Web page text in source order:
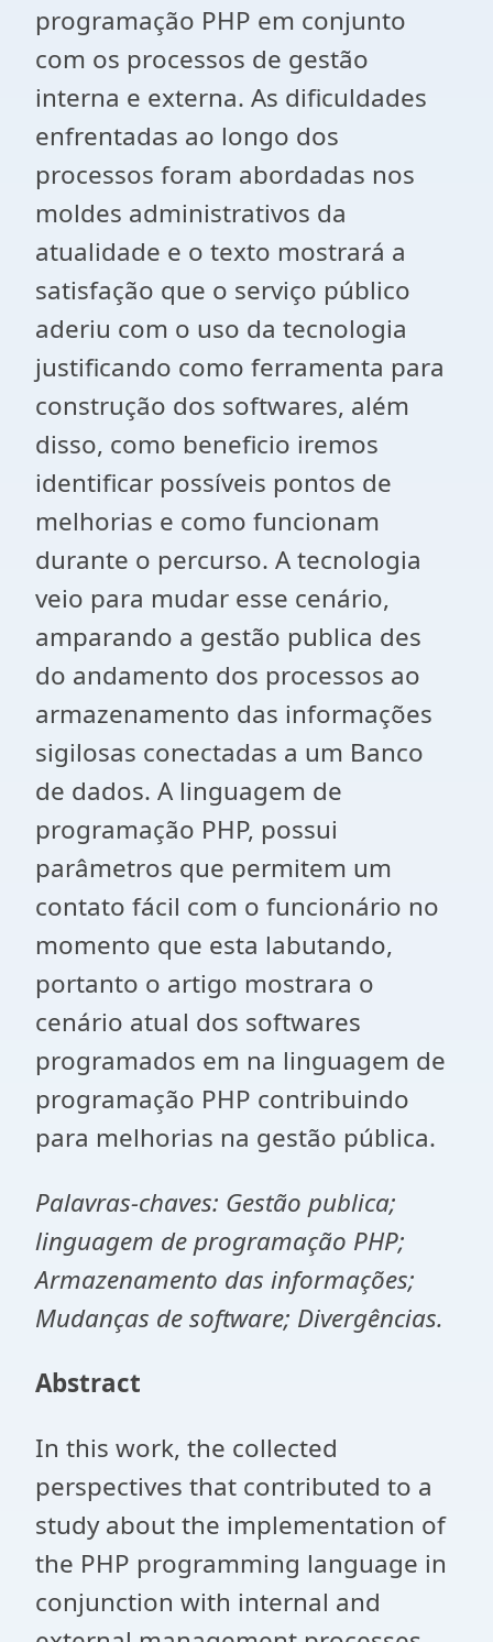
programação PHP em conjunto
com os processos de gestão
interna e externa. As dificuldades
enfrentadas ao longo dos
processos foram abordadas nos
moldes administrativos da
atualidade e o texto mostrará a
satisfação que o serviço público
aderiu com o uso da tecnologia
justificando como ferramenta para
construção dos softwares, além
disso, como beneficio iremos
identificar possíveis pontos de
melhorias e como funcionam
durante o percurso. A tecnologia
veio para mudar esse cenário,
amparando a gestão publica des
do andamento dos processos ao
armazenamento das informações
sigilosas conectadas a um Banco
de dados. A linguagem de
programação PHP, possui
parâmetros que permitem um
contato fácil com o funcionário no
momento que esta labutando,
portanto o artigo mostrara o
cenário atual dos softwares
programados em na linguagem de
programação PHP contribuindo
para melhorias na gestão pública.
Palavras-chaves: Gestão publica;
linguagem de programação PHP;
Armazenamento das informações;
Mudanças de software; Divergências.
Abstract
In this work, the collected
perspectives that contributed to a
study about the implementation of
the PHP programming language in
conjunction with internal and